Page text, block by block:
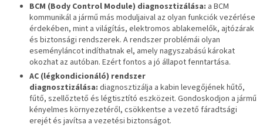
BCM (Body Control Module) diagnosztizálása: a BCM
kommunikál a jármű más moduljaival az olyan funkciók vezérlése
érdekében, mint a világítás, elektromos ablakemelők, ajtózárak
és biztonsági rendszerek. A rendszer problémái olyan
eseményláncot indíthatnak el, amely nagyszabású károkat
okozhat az autóban. Ezért fontos a jó állapot fenntartása.
AC (légkondicionáló) rendszer
diagnosztizálása: diagnosztizálja a kabin levegőjének hűtő,
fűtő, szellőztető és légtisztító eszközeit. Gondoskodjon a jármű
kényelmes környezetéről, csökkentse a vezető fáradtsági
erejét és javítsa a vezetési biztonságot.